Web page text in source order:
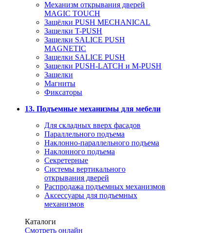
Механизм открывания дверей
MAGIC TOUCH
Защёлки PUSH MECHANICAL
Защелки T-PUSH
Защелки SALICE PUSH
MAGNETIC
Защелки SALICE PUSH
Защелки PUSH-LATCH и M-PUSH
Защелки
Магниты
Фиксаторы
13. Подъемные механизмы для мебели
Для складных вверх фасадов
Параллельного подъема
Наклонно-параллельного подъема
Наклонного подъема
Секретерные
Системы вертикального
открывания дверей
Распродажа подъемных механизмов
Аксессуары для подъемных
механизмов
Каталоги
Смотреть онлайн